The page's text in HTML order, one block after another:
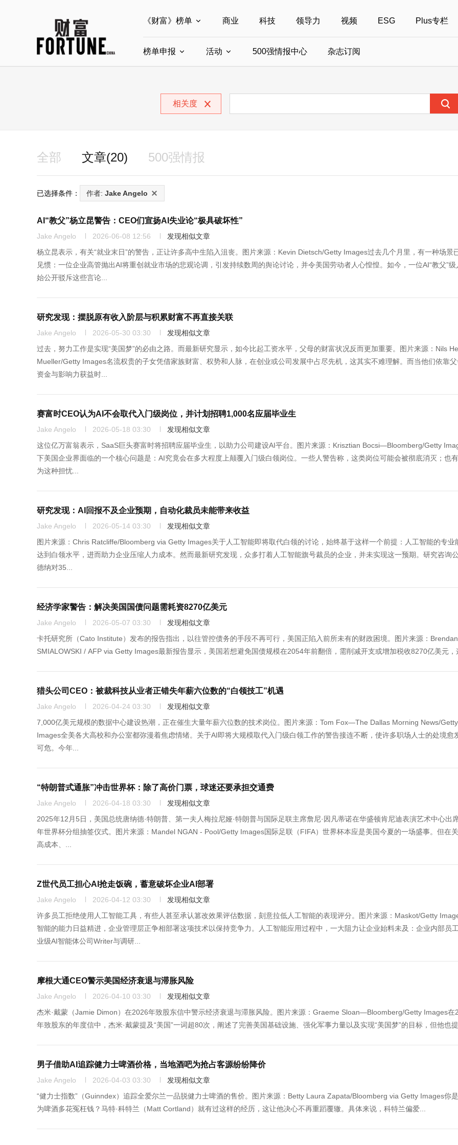
《财富》榜单
全部榜单
中国最具影响力商界女性
商业 科技 领导力 视频 ESG Plus专栏
榜单申报
中国ESG影响力榜申报 中国最具社会
活动
财富40U40创想会
500强情报中心 杂志订阅
相关度
全部 文章(20) 500强情报
已选择条件： 作者: Jake Angelo
AI“教父”杨立昆警告：CEO们宣扬AI失业论“极具破坏性”
Jake Angelo 2026-06-08 12:56
发现相似文章
杨立昆表示，有关“就业末日”的警告，正让许多高中生陷入沮丧。图片来源：Kevin Dietsch/Getty Images过去几个月里，有一种场景
见惯：一位企业高管抛出AI将重创就业市场的悲观论调，引发持续数周的舆论讨论，并令美国劳动者人心惶惶。如今，一位AI“教父”级
始公开驳斥这些言论...
研究发现：摆脱原有收入阶层与积累财富不再直接关联
Jake Angelo 2026-05-30 03:30
发现相似文章
过去，努力工作是实现“美国梦”的必由之路。而最新研究显示，如今比起工资水平，父母的财富状况反而更加重要。图片来源：Nils
Mueller/Getty Images名流权贵的子女凭借家族财富、权势和人脉，在创业或公司发展中占尽先机，这其实不难理解。而当他们依靠父
资金与影响力获益时...
赛富时CEO认为AI不会取代入门级岗位，并计划招聘1,000名应届毕业生
Jake Angelo 2026-05-18 03:30
发现相似文章
这位亿万富翁表示，SaaS巨头赛富时将招聘应届毕业生，以助力公司建设AI平台。图片来源：Krisztian Bocsi—Bloomberg/Getty
下美国企业界面临的一个核心问题是：AI究竟会在多大程度上颠覆入门级白领岗位。一些人警告称，这类岗位可能会被彻底消灭；也
为这种担忧...
研究发现：AI回报不及企业预期，自动化裁员未能带来收益
Jake Angelo 2026-05-14 03:30
发现相似文章
图片来源：Chris Ratcliffe/Bloomberg via Getty Images关于人工智能即将取代白领的讨论，始终基于这样一个前提：人工智能的专业
达到白领水平，进而助力企业压缩人力成本。然而最新研究发现，众多打着人工智能旗号裁员的企业，并未实现这一预期。研究咨询
德纳对35...
经济学家警告：解决美国国债问题需耗资8270亿美元
Jake Angelo 2026-05-07 03:30
发现相似文章
卡托研究所（Cato Institute）发布的报告指出，以往管控债务的手段不再可行，美国正陷入前所未有的财政困境。图片来源：Brendan
SMIALOWSKI / AFP via Getty Images最新报告显示，美国若想避免国债规模在2054年前翻倍，需削减开支或增加税收8270亿美元，
猎头公司CEO：被裁科技从业者正错失年薪六位数的“白领技工”机遇
Jake Angelo 2026-04-24 03:30
发现相似文章
7,000亿美元规模的数据中心建设热潮，正在催生大量年薪六位数的技术岗位。图片来源：Tom Fox—The Dallas Morning News/Getty
Images全美各大高校和办公室都弥漫着焦虑情绪。关于AI即将大规模取代入门级白领工作的警告接连不断，使许多职场人士的处境愈
可危。今年...
“特朗普式通胀”冲击世界杯：除了高价门票，球迷还要承担交通费
Jake Angelo 2026-04-18 03:30
发现相似文章
2025年12月5日，美国总统唐纳德·特朗普、第一夫人梅拉尼娅·特朗普与国际足联主席詹尼·因凡蒂诺在华盛顿肯尼迪表演艺术中心出
年世界杯分组抽签仪式。图片来源：Mandel NGAN - Pool/Getty Images国际足联（FIFA）世界杯本应是美国今夏的一场盛事。但在
高成本、...
Z世代员工担心AI抢走饭碗，蓄意破坏企业AI部署
Jake Angelo 2026-04-12 03:30
发现相似文章
许多员工拒绝使用人工智能工具，有些人甚至承认篡改效果评估数据，刻意拉低人工智能的表现评分。图片来源：Maskot/Getty
智能的能力日益精进，企业管理层正争相部署这项技术以保持竞争力。人工智能应用过程中，一大阻力让企业始料未及：企业内部员
业级AI智能体公司Writer与调研...
摩根大通CEO警示美国经济衰退与滞胀风险
Jake Angelo 2026-04-10 03:30
发现相似文章
杰米·戴蒙（Jamie Dimon）在2026年致股东信中警示经济衰退与滞胀风险。图片来源：Graeme Sloan—Bloomberg/Getty Images在
年致股东的年度信中，杰米·戴蒙提及“美国”一词超80次，阐述了完善美国基础设施、强化军事力量以及实现“美国梦”的目标，但他也提
男子借助AI追踪健力士啤酒价格，当地酒吧为抢占客源纷纷降价
Jake Angelo 2026-04-03 03:30
发现相似文章
“健力士指数”（Guinndex）追踪全爱尔兰一品脱健力士啤酒的售价。图片来源：Betty Laura Zapata/Bloomberg via Getty Images你
为啤酒多花冤枉钱？马特·科特兰（Matt Cortland）就有过这样的经历，这让他决心不再重蹈覆辙。具体来说，科特兰偏爱...